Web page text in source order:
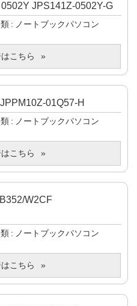
JPS141Z-0502Y-G
ノートブックパソコン
こちら
01Q57-H
ノートブックパソコン
こちら
W2CF
ノートブックパソコン
こちら